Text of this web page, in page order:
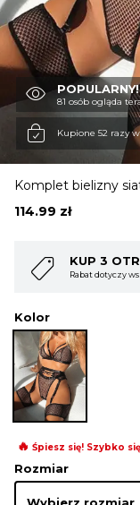
BLUZKI
OBUWIE
SWETRY
OKRYCIA WIERZCHNIE
POPULARNY!
81 osób ogląda
Kupione 52 razy
Komplet bielizny
114.99 zł
obejmuje cały koszyk
Kolor
🔥 Śpiesz się! Szybko
Rozmiar